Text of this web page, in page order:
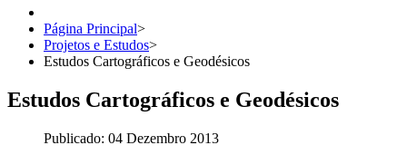
Página Principal>
Projetos e Estudos>
Estudos Cartográficos e Geodésicos
Estudos Cartográficos e Geodésicos
Publicado: 04 Dezembro 2013